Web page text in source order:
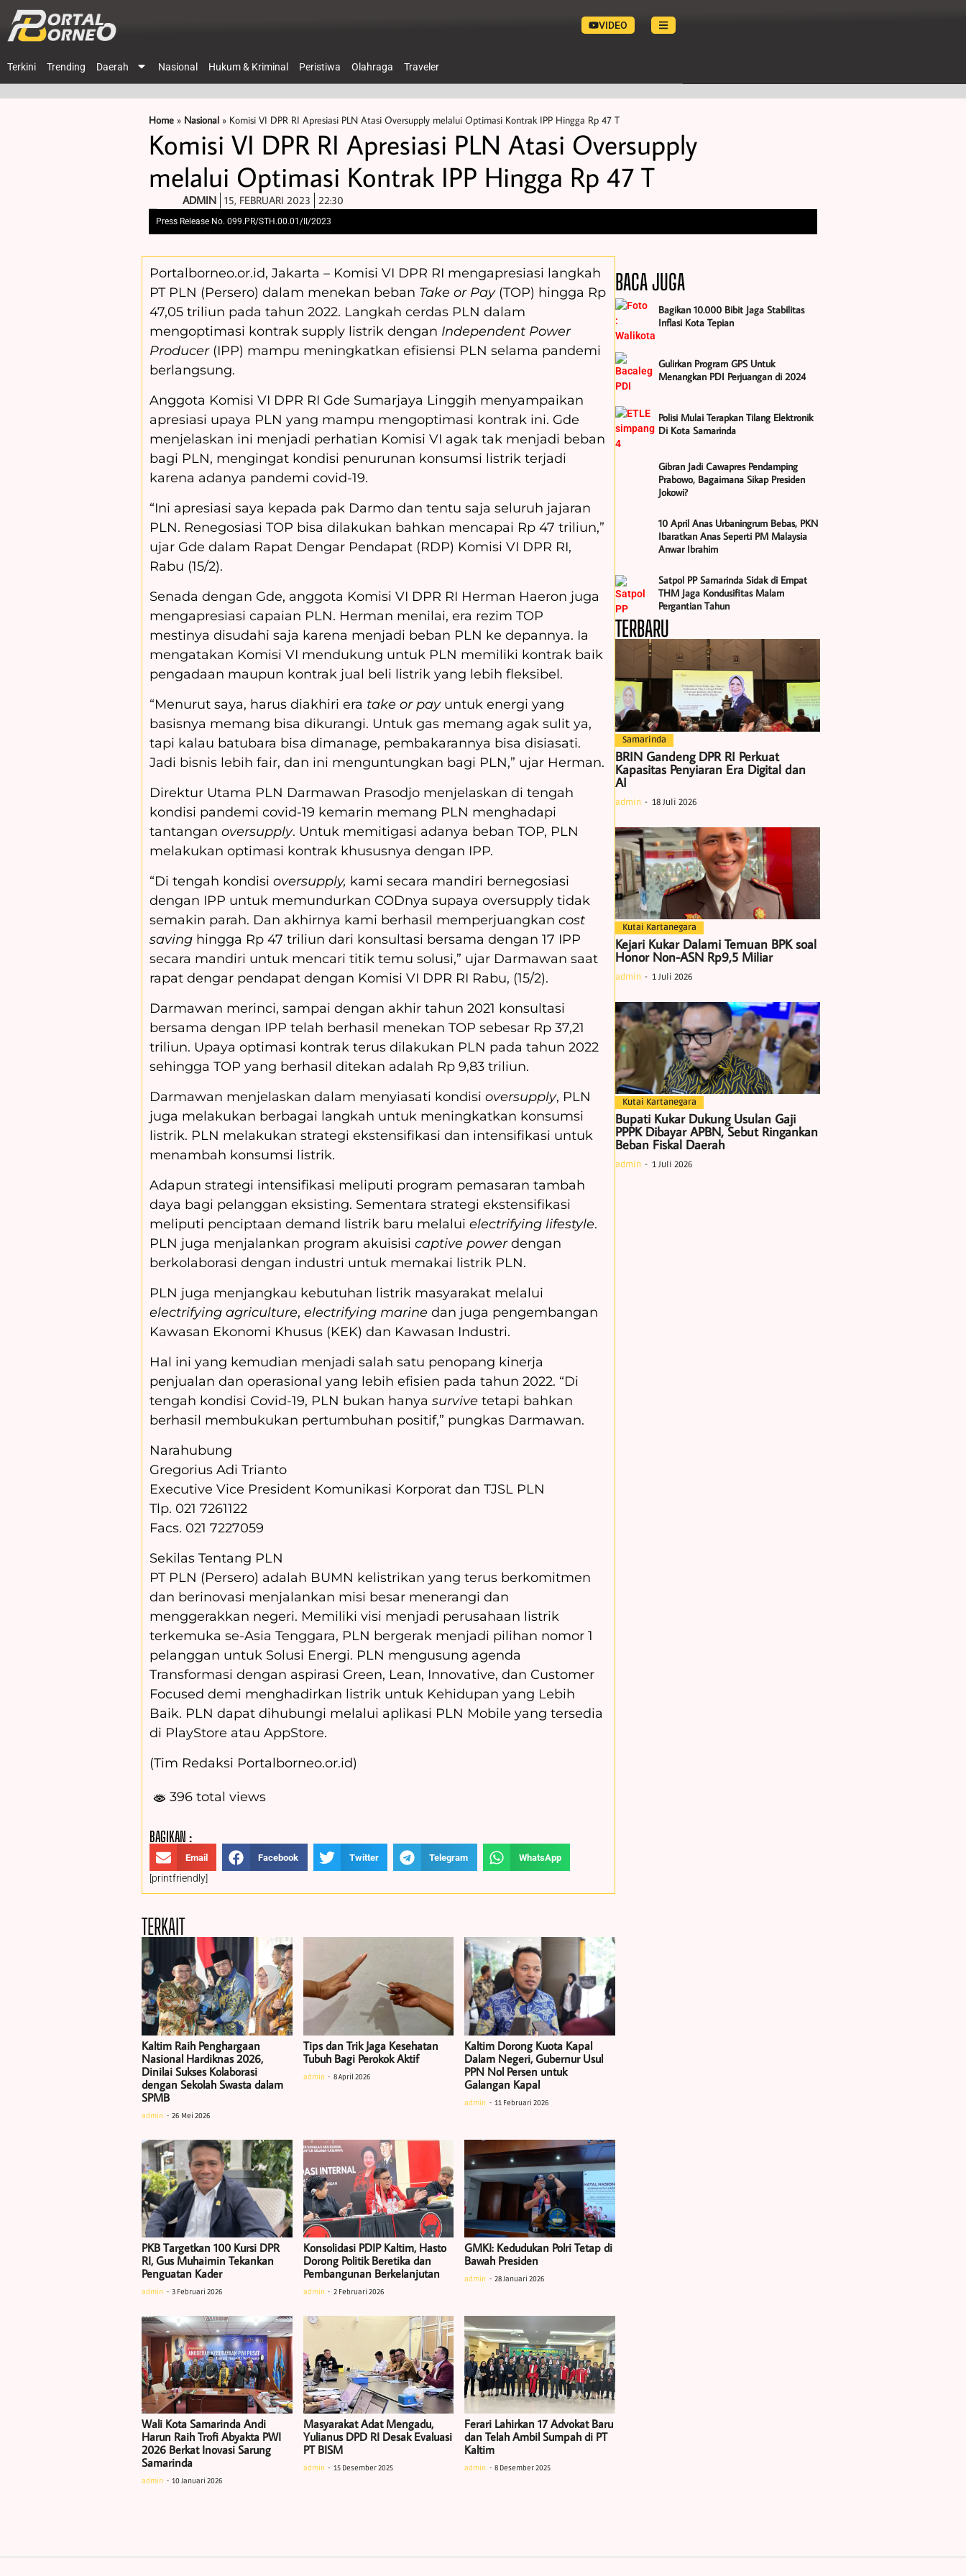
VIDEO
Terkini Trending Daerah Nasional Hukum & Kriminal Peristiwa Olahraga Traveler
Home » Nasional » Komisi VI DPR RI Apresiasi PLN Atasi Oversupply melalui Optimasi Kontrak IPP Hingga Rp 47 T
Komisi VI DPR RI Apresiasi PLN Atasi Oversupply
melalui Optimasi Kontrak IPP Hingga Rp 47 T
ADMIN 15, FEBRUARI 2023 22:30
Press Release No. 099.PR/STH.00.01/II/2023
Portalborneo.or.id, Jakarta – Komisi VI DPR RI mengapresiasi langkah
PT PLN (Persero) dalam menekan beban Take or Pay(TOP) hingga Rp
47,05 triliun pada tahun 2022. Langkah cerdas PLN dalam
mengoptimasi kontrak supply listrik dengan Independent Power
Producer(IPP) mampu meningkatkan efisiensi PLN selama pandemi
berlangsung.
Anggota Komisi VI DPR RI Gde Sumarjaya Linggih menyampaikan
apresiasi upaya PLN yang mampu mengoptimasi kontrak ini. Gde
menjelaskan ini menjadi perhatian Komisi VI agak tak menjadi beban
bagi PLN, mengingat kondisi penurunan konsumsi listrik terjadi
karena adanya pandemi covid-19.
“Ini apresiasi saya kepada pak Darmo dan tentu saja seluruh jajaran
PLN. Renegosiasi TOP bisa dilakukan bahkan mencapai Rp 47 triliun,”
ujar Gde dalam Rapat Dengar Pendapat (RDP) Komisi VI DPR RI,
Rabu (15/2).
Senada dengan Gde, anggota Komisi VI DPR RI Herman Haeron juga
mengapresiasi capaian PLN. Herman menilai, era rezim TOP
mestinya disudahi saja karena menjadi beban PLN ke depannya. Ia
mengatakan Komisi VI mendukung untuk PLN memiliki kontrak baik
pengadaan maupun kontrak jual beli listrik yang lebih fleksibel.
“Menurut saya, harus diakhiri era take or payuntuk energi yang
basisnya memang bisa dikurangi. Untuk gas memang agak sulit ya,
tapi kalau batubara bisa dimanage, pembakarannya bisa disiasati.
Jadi bisnis lebih fair, dan ini menguntungkan bagi PLN,” ujar Herman.
Direktur Utama PLN Darmawan Prasodjo menjelaskan di tengah
kondisi pandemi covid-19 kemarin memang PLN menghadapi
tantangan oversupply. Untuk memitigasi adanya beban TOP, PLN
melakukan optimasi kontrak khususnya dengan IPP.
“Di tengah kondisi oversupply, kami secara mandiri bernegosiasi
dengan IPP untuk memundurkan CODnya supaya oversupply tidak
semakin parah. Dan akhirnya kami berhasil memperjuangkan cost
saving hingga Rp 47 triliun dari konsultasi bersama dengan 17 IPP
secara mandiri untuk mencari titik temu solusi,” ujar Darmawan saat
rapat dengar pendapat dengan Komisi VI DPR RI Rabu, (15/2).
Darmawan merinci, sampai dengan akhir tahun 2021 konsultasi
bersama dengan IPP telah berhasil menekan TOP sebesar Rp 37,21
triliun. Upaya optimasi kontrak terus dilakukan PLN pada tahun 2022
sehingga TOP yang berhasil ditekan adalah Rp 9,83 triliun.
Darmawan menjelaskan dalam menyiasati kondisi oversupply, PLN
juga melakukan berbagai langkah untuk meningkatkan konsumsi
listrik. PLN melakukan strategi ekstensifikasi dan intensifikasi untuk
menambah konsumsi listrik.
Adapun strategi intensifikasi meliputi program pemasaran tambah
daya bagi pelanggan eksisting. Sementara strategi ekstensifikasi
meliputi penciptaan demand listrik baru melalui electrifying lifestyle.
PLN juga menjalankan program akuisisi captive powerdengan
berkolaborasi dengan industri untuk memakai listrik PLN.
PLN juga menjangkau kebutuhan listrik masyarakat melalui
electrifying agriculture, electrifying marine dan juga pengembangan
Kawasan Ekonomi Khusus (KEK) dan Kawasan Industri.
Hal ini yang kemudian menjadi salah satu penopang kinerja
penjualan dan operasional yang lebih efisien pada tahun 2022. “Di
tengah kondisi Covid-19, PLN bukan hanya survive tetapi bahkan
berhasil membukukan pertumbuhan positif,” pungkas Darmawan.
Narahubung
Gregorius Adi Trianto
Executive Vice President Komunikasi Korporat dan TJSL PLN
Tlp. 021 7261122
Facs. 021 7227059
Sekilas Tentang PLN
PT PLN (Persero) adalah BUMN kelistrikan yang terus berkomitmen
dan berinovasi menjalankan misi besar menerangi dan
menggerakkan negeri. Memiliki visi menjadi perusahaan listrik
terkemuka se-Asia Tenggara, PLN bergerak menjadi pilihan nomor 1
pelanggan untuk Solusi Energi. PLN mengusung agenda
Transformasi dengan aspirasi Green, Lean, Innovative, dan Customer
Focused demi menghadirkan listrik untuk Kehidupan yang Lebih
Baik. PLN dapat dihubungi melalui aplikasi PLN Mobile yang tersedia
di PlayStore atau AppStore.
(Tim Redaksi Portalborneo.or.id)
396 total views
BAGIKAN :
Email Facebook Twitter Telegram WhatsApp
[printfriendly]
TERKAIT
Kaltim Raih Penghargaan
Nasional Hardiknas 2026,
Dinilai Sukses Kolaborasi
dengan Sekolah Swasta dalam
SPMB
admin 26 Mei 2026
Tips dan Trik Jaga Kesehatan
Tubuh Bagi Perokok Aktif
admin 8 April 2026
Kaltim Dorong Kuota Kapal
Dalam Negeri, Gubernur Usul
PPN Nol Persen untuk
Galangan Kapal
admin 11 Februari 2026
PKB Targetkan 100 Kursi DPR
RI, Gus Muhaimin Tekankan
Penguatan Kader
admin 3 Februari 2026
Konsolidasi PDIP Kaltim, Hasto
Dorong Politik Beretika dan
Pembangunan Berkelanjutan
admin 2 Februari 2026
GMKI: Kedudukan Polri Tetap di
Bawah Presiden
admin 28 Januari 2026
Wali Kota Samarinda Andi
Harun Raih Trofi Abyakta PWI
2026 Berkat Inovasi Sarung
Samarinda
admin 10 Januari 2026
Masyarakat Adat Mengadu,
Yulianus DPD RI Desak Evaluasi
PT BISM
admin 15 Desember 2025
Ferari Lahirkan 17 Advokat Baru
dan Telah Ambil Sumpah di PT
Kaltim
admin 8 Desember 2025
BACA JUGA
Bagikan 10.000 Bibit Jaga Stabilitas
Inflasi Kota Tepian
Gulirkan Program GPS Untuk
Menangkan PDI Perjuangan di 2024
Polisi Mulai Terapkan Tilang Elektronik
Di Kota Samarinda
Gibran Jadi Cawapres Pendamping
Prabowo, Bagaimana Sikap Presiden
Jokowi?
10 April Anas Urbaningrum Bebas, PKN
Ibaratkan Anas Seperti PM Malaysia
Anwar Ibrahim
Satpol PP Samarinda Sidak di Empat
THM Jaga Kondusifitas Malam
Pergantian Tahun
TERBARU
Samarinda
BRIN Gandeng DPR RI Perkuat
Kapasitas Penyiaran Era Digital dan
AI
admin 18 Juli 2026
Kutai Kartanegara
Kejari Kukar Dalami Temuan BPK soal
Honor Non-ASN Rp9,5 Miliar
admin 1 Juli 2026
Kutai Kartanegara
Bupati Kukar Dukung Usulan Gaji
PPPK Dibayar APBN, Sebut Ringankan
Beban Fiskal Daerah
admin 1 Juli 2026